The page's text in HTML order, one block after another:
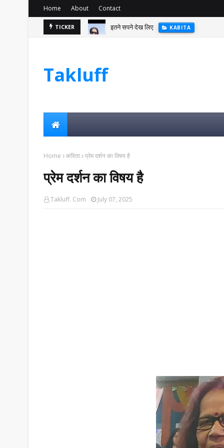
Home About Contact
TICKER इतने सपने देख लिए KABITA
Takluff
Home कविता प्रेम दर्शन का विषय है
प्रेम दर्शन का विषय है
Takluff. Com July 07, 2025